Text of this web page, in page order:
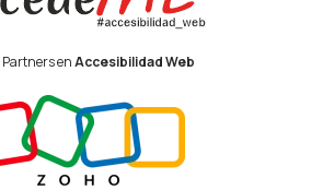
Partners enAccesibilidad Web